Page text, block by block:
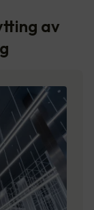
av